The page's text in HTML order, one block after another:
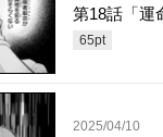
第18話「運
65pt
2025/04/10